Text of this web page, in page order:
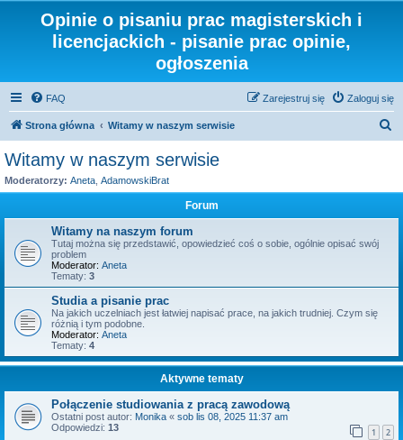
Opinie o pisaniu prac magisterskich i
licencjackich - pisanie prac opinie,
ogłoszenia
FAQ Zaloguj się
Zarejestruj się
Strona główna Witamy w naszym serwisie
Witamy w naszym serwisie
Moderatorzy: Aneta AdamowskiBrat
Forum
Witamy na naszym forum
Tutaj można się przedstawić, opowiedzieć coś o sobie, ogólnie opisać swój
problem
Moderator: Aneta
Tematy: 3
Studia a pisanie prac
Na jakich uczelniach jest łatwiej napisać prace, na jakich trudniej. Czym się
różnią i tym podobne.
Moderator: Aneta
Tematy: 4
Aktywne tematy
Połączenie studiowania z pracą zawodową
Ostatni post autor: Monika « sob lis 08, 2025 11:37 am
Odpowiedzi: 13 1 2